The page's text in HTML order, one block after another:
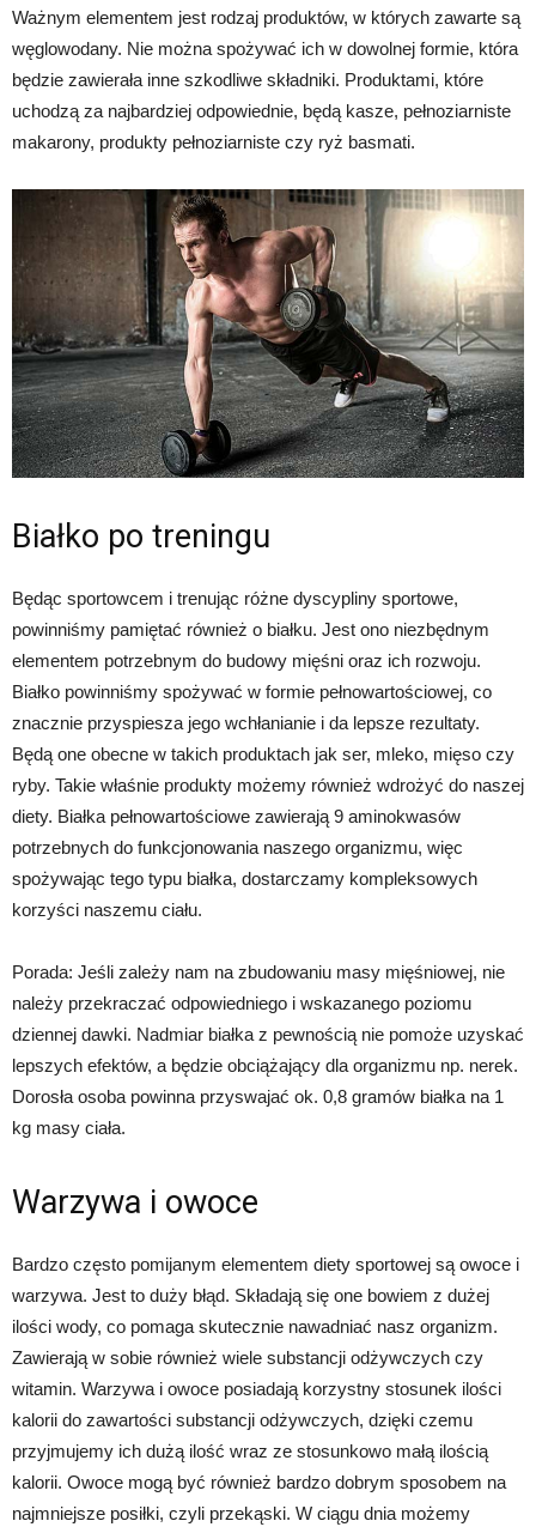
Ważnym elementem jest rodzaj produktów, w których zawarte są
węglowodany. Nie można spożywać ich w dowolnej formie, która
będzie zawierała inne szkodliwe składniki. Produktami, które
uchodzą za najbardziej odpowiednie, będą kasze, pełnoziarniste
makarony, produkty pełnoziarniste czy ryż basmati.
Białko po treningu
Będąc sportowcem i trenując różne dyscypliny sportowe,
powinniśmy pamiętać również o białku. Jest ono niezbędnym
elementem potrzebnym do budowy mięśni oraz ich rozwoju.
Białko powinniśmy spożywać w formie pełnowartościowej, co
znacznie przyspiesza jego wchłanianie i da lepsze rezultaty.
Będą one obecne w takich produktach jak ser, mleko, mięso czy
ryby. Takie właśnie produkty możemy również wdrożyć do naszej
diety. Białka pełnowartościowe zawierają 9 aminokwasów
potrzebnych do funkcjonowania naszego organizmu, więc
spożywając tego typu białka, dostarczamy kompleksowych
korzyści naszemu ciału.
Porada: Jeśli zależy nam na zbudowaniu masy mięśniowej, nie
należy przekraczać odpowiedniego i wskazanego poziomu
dziennej dawki. Nadmiar białka z pewnością nie pomoże uzyskać
lepszych efektów, a będzie obciążający dla organizmu np. nerek.
Dorosła osoba powinna przyswajać ok. 0,8 gramów białka na 1
kg masy ciała.
Warzywa i owoce
Bardzo często pomijanym elementem diety sportowej są owoce i
warzywa. Jest to duży błąd. Składają się one bowiem z dużej
ilości wody, co pomaga skutecznie nawadniać nasz organizm.
Zawierają w sobie również wiele substancji odżywczych czy
witamin. Warzywa i owoce posiadają korzystny stosunek ilości
kalorii do zawartości substancji odżywczych, dzięki czemu
przyjmujemy ich dużą ilość wraz ze stosunkowo małą ilością
kalorii. Owoce mogą być również bardzo dobrym sposobem na
najmniejsze posiłki, czyli przekąski. W ciągu dnia możemy